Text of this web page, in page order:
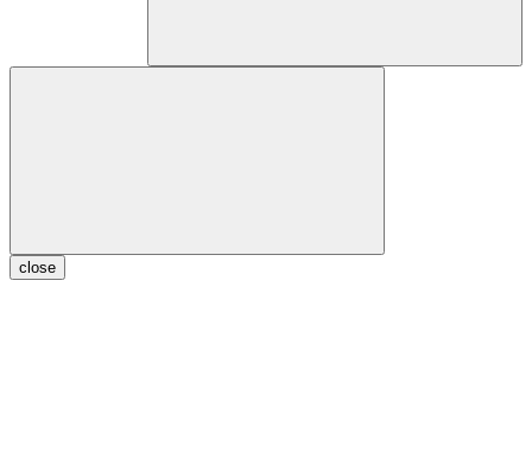
close